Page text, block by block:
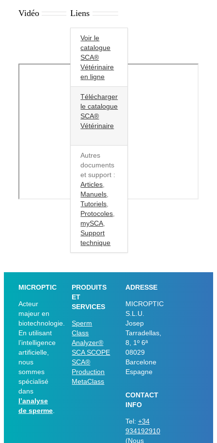
Vidéo Liens
Voir le
catalogue
SCA®
Vétérinaire
en ligne
Télécharger
le catalogue
SCA®
Vétérinaire
Autres
documents
et support :
Articles
Manuels
Tutoriels
Protocoles
mySCA
Support
technique
MICROPTIC
Acteur
majeur en
biotechnologie.
En utilisant
l’intelligence
artificielle,
nous
sommes
spécialisé
dans
l’analyse
de sperme
PRODUITS
ET
SERVICES
Sperm
Class
Analyzer®
SCA SCOPE
SCA®
Production
MetaClass
ADRESSE
MICROPTIC
S.L.U.
Josep
Tarradellas,
8, 1º 6ª
08029
Barcelone
Espagne
CONTACT
INFO
Tel: +34
934192910
(Nous